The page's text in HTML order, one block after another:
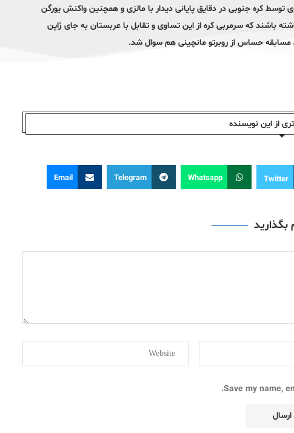
توسط کره جنوبی در دقایق پایانی دیدار با مالزی و همچنین واکنش یورگن
باشند که سرمربی کره از این تساوی و تقابل با عربستان به جای ژاپن
حساس از روبرتو مانچینی هم سوال شد.
از این نویسندە
Twitter
Whatsapp
Telegram
Email
بگذارید
Save my name,